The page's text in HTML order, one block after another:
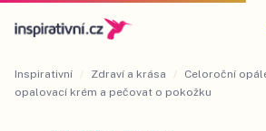
Inspirativní / Zdraví a krása /
Celoroční
opalovací krém a pečovat o pokožku